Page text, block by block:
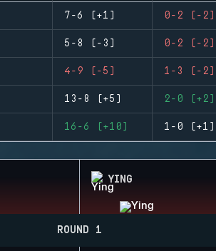
7-6 (+1) 0-2 (-2)
5-8 (-3) 0-2 (-2)
4-9 (-5) 1-3 (-2)
13-8 (+5) 2-0 (+2)
16-6 (+10) 1-0 (+1)
YING
ROUND 1